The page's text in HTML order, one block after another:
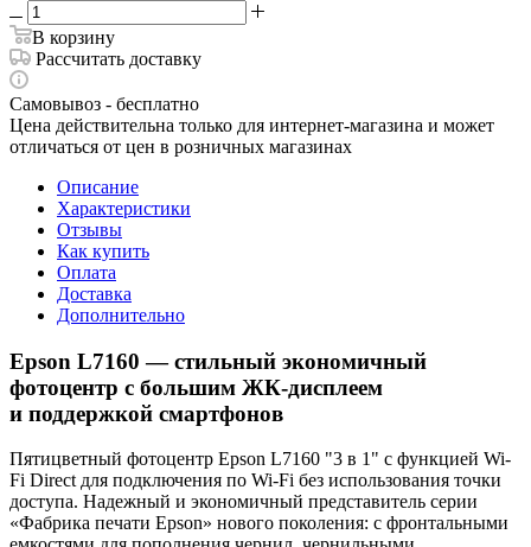
В корзину
Рассчитать доставку
Самовывоз - бесплатно
Цена действительна только для интернет-магазина и может
отличаться от цен в розничных магазинах
Описание
Характеристики
Отзывы
Как купить
Оплата
Доставка
Дополнительно
Epson L7160 — cтильный экономичный
фотоцентр с большим ЖК-дисплеем
и поддержкой смартфонов
Пятицветный фотоцентр Epson L7160 "3 в 1" с функцией Wi-
Fi Direct для подключения по Wi-Fi без использования точки
доступа. Надежный и экономичный представитель серии
«Фабрика печати Epson» нового поколения: с фронтальными